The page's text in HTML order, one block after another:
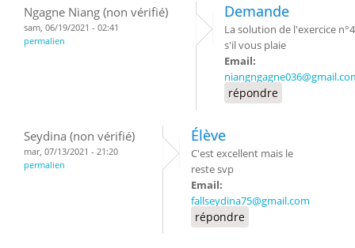
Ngagne Niang (non vérifié)
sam, 06/19/2021 - 02:41
permalien
Demande
La solution de l'exercice n°4
s'il vous plaie
Email:
répondre
Seydina (non vérifié)
mar, 07/13/2021 - 21:20
permalien
Élève
C'est excellent mais le
reste svp
Email:
fallseydina75@gmail.com
répondre